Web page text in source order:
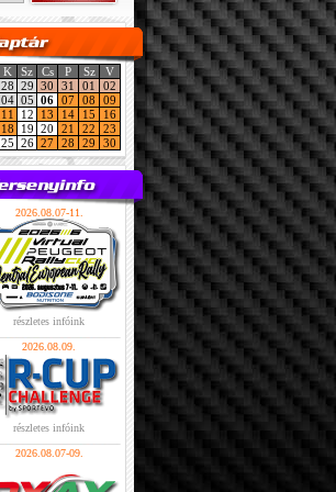
K Sz Cs P Sz
V
28 29 30 31 01
02
04 05 06 07 08
09
11 12 13 14 15
16
18 19 20 21 22
23
25 26 27 28 29 30
2026.08.07-11.
részletes infóink
2026.08.09.
részletes infóink
2026.08.07-09.